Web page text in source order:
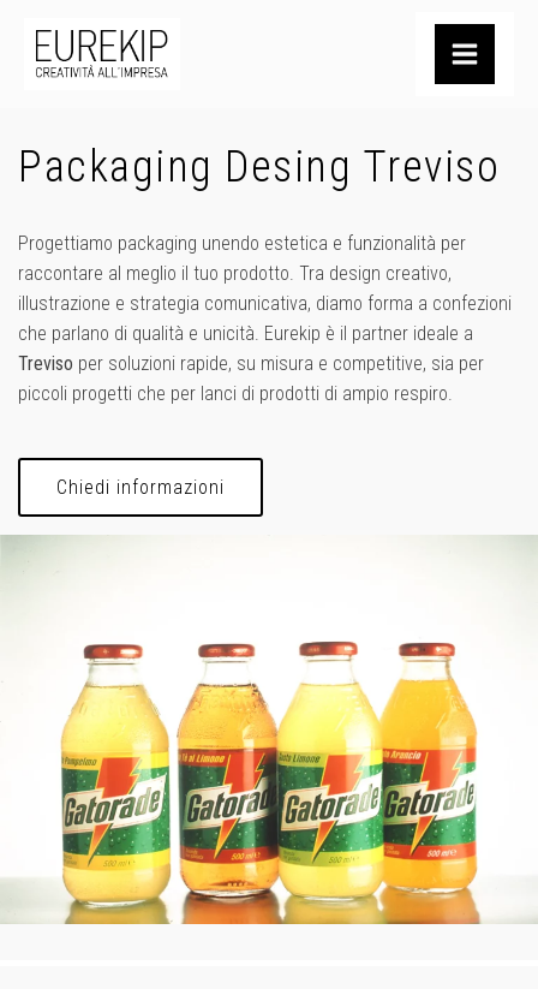
Packaging Desing Treviso
Progettiamo packaging unendo estetica e funzionalità per
raccontare al meglio il tuo prodotto. Tra design creativo,
illustrazione e strategia comunicativa, diamo forma a confezioni
che parlano di qualità e unicità. Eurekip è il partner ideale a
Treviso per soluzioni rapide, su misura e competitive, sia per
piccoli progetti che per lanci di prodotti di ampio respiro.
Chiedi informazioni